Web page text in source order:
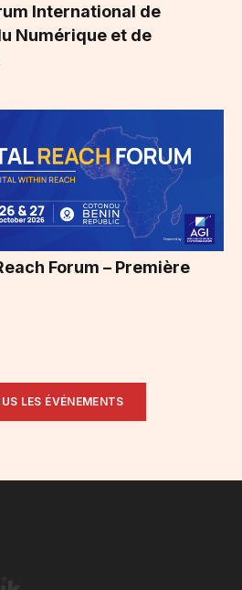
International de
Numérique et de
Forum – Première
LES ÉVÉNEMENTS